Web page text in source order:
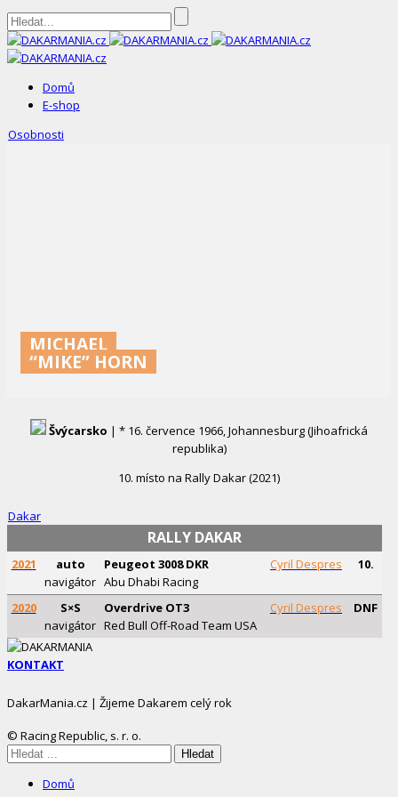
Domů
E-shop
Osobnosti
MICHAEL
“MIKE” HORN
Švýcarsko | * 16. července 1966, Johannesburg (Jihoafrická
republika)
10. místo na Rally Dakar (2021)
Dakar
RALLY DAKAR
2021
auto
navigátor
Peugeot 3008 DKR
Abu Dhabi Racing
Cyril Despres 10.
2020
S×S
navigátor
Overdrive OT3
Red Bull Off-Road Team USA
Cyril Despres DNF
KONTAKT
DakarMania.cz | Žijeme Dakarem celý rok
© Racing Republic, s. r. o.
Mobile
Menu
Hledáte:
Domů